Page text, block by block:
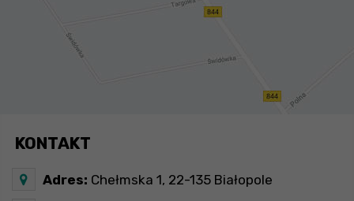
KONTAKT
Adres: Chełmska 1, 22-135 Białopole